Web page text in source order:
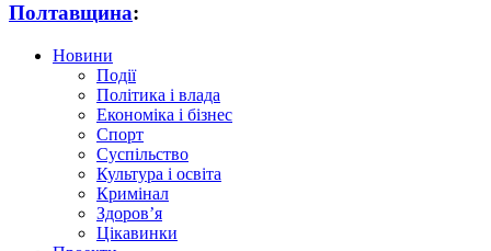
Полтавщина:
Новини
Події
Політика і влада
Економіка і бізнес
Спорт
Суспільство
Культура і освіта
Кримінал
Здоров’я
Цікавинки